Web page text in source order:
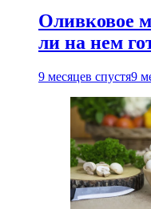
Оливковое
ли на нем
9 месяцев спустя9